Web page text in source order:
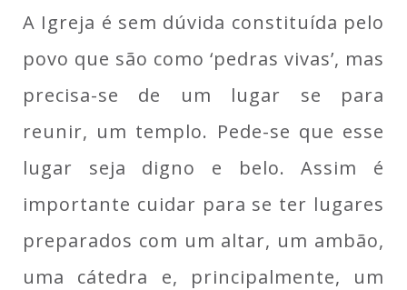
A Igreja é sem dúvida constituída pelo
povo que são como ‘pedras vivas’, mas
precisa-se de um lugar se para
reunir, um templo. Pede-se que esse
lugar seja digno e belo. Assim é
importante cuidar para se ter lugares
preparados com um altar, um ambão,
uma cátedra e, principalmente, um